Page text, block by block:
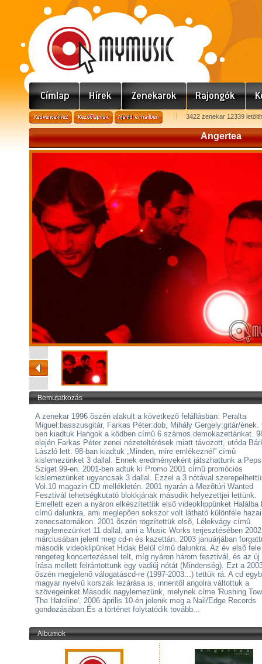
3422 zenekar 12339
Angertea
Bemutatkozás
A zenekar 1996 õszén alakult a következõ felállásban: Peralta
Miguel:basszusgitár, Farkas Péter:dob, Mihály Gergely:gitár/ének.
ben kiadtuk Hangok a ködben címû 6 számos demokazettánkat.
elején Farkas Péter zenei nézeteltérések miatt távozott, utóda
László lett. 98-ban kiadtuk „Minden, mire emlékeznél” címû
kislemezünket 3 dallal. Ennek eredményeként játszhattunk a
Sziget 99-en. 2001-ben adtuk ki Promo 2001 címû promóciós
kislemezünket ugyancsak 3 dallal. Ezzel a 3 nótával
Vol.10 magazin CD mellékletén. 2001 nyarán a Mezõtúri Wanted
Fesztivál tehetségkutató blokkjának második helyezettjei lettünk.
Emellett ezen a nyáron elkészítettük elsõ videoklippünket Halálba
című dalunkra, ami meglepõen sokszor volt látható különféle hazai
zenecsatornákon. 2001 õszén rögzítettük elsõ, Lélekvágy címû
nagylemezünket 11 dallal, ami a Music Works terjesztésében 2002
márciusában jelent meg cd-n és kazettán. 2003 januárjában
második videoklipünket Hidak Belül címû dalunkra. Az év elsõ fele
rengeteg koncertezéssel telt, míg nyáron három fesztivál, és az új
írása mellett felrántottunk egy vadiúj nótát (Mindenség). Ezt a
õszén megjelenõ válogatáscd-re (1997-2003...) tettük rá. A cd
magyar nyelvű korszak lezárása is, innentől angolra váltottuk a
szövegeinket.Második nagylemezünk, melynek címe 'Rushing
The Hateline', 2006 április 10-én jelenik meg a Nail/Edge Records
gondozásában.És a történet folytatódik tovább...
Albumok